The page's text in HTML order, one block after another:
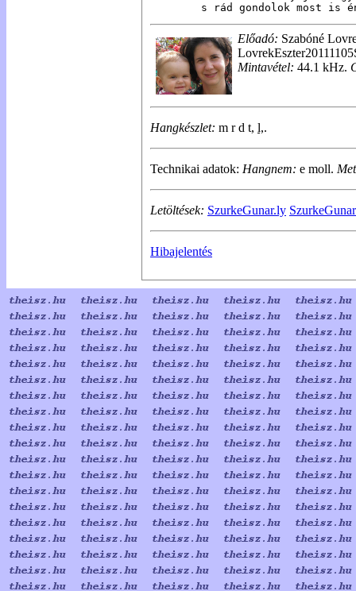
s rád gondolok most is
Előadó: Szabóné
Mintavétel: 44.1 kHz.
Hangkészlet: m r d t, l,.
Technikai adatok: Hangnem: e moll.
Letöltések: SzurkeGunar.ly
Hibajelentés